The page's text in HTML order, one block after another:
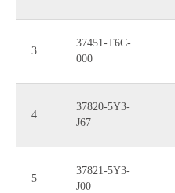
3
37451-T6C-
000
4
37820-5Y3-
J67
5
37821-5Y3-
J00